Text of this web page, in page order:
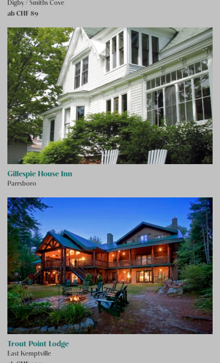
ab CHF89
Gillespie House Inn
Parrsboro
Trout Point Lodge
East Kemptville